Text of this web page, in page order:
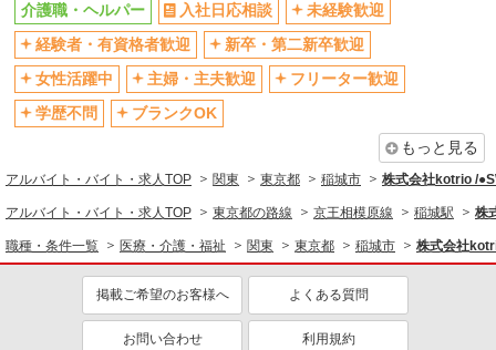
残業少なめ（月20h未満）
交通費支給
社会保険あり
産休・育休取得実績あり
退職金・財形貯蓄制度あり
各種手当（家族・役職・インセン
資格取得支援制度あり
同じ職種から求人を探す
医療・介護・福祉
介護職・ヘルパー
同じ特徴から求人を探す
介護職・ヘルパー 入社日応相談
未経験歓迎
経験者・有資格者歓迎
新卒・第二新卒歓迎
女性活躍中
主婦・主夫歓迎
フリーター歓迎
学歴不問
ブランクOK
もっと見る
アルバイト・バイト・求人TOP 関東 東京都 稲城市 株式会社kotrio /
アルバイト・バイト・求人TOP 東京都の路線 京王相模原線 稲城駅 株
職種・条件一覧 医療・介護・福祉 関東 東京都 稲城市 株式会社
掲載ご希望のお客様へ よくある質問
お問い合わせ 利用規約